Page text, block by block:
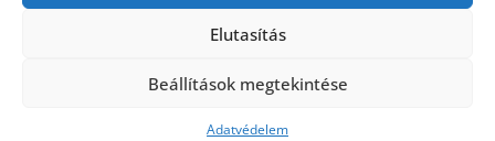
Elutasítás
Beállítások megtekintése
Adatvédelem
©2026 X-Faktor Magyarországon 2014 – hírek –
WordPress Theme